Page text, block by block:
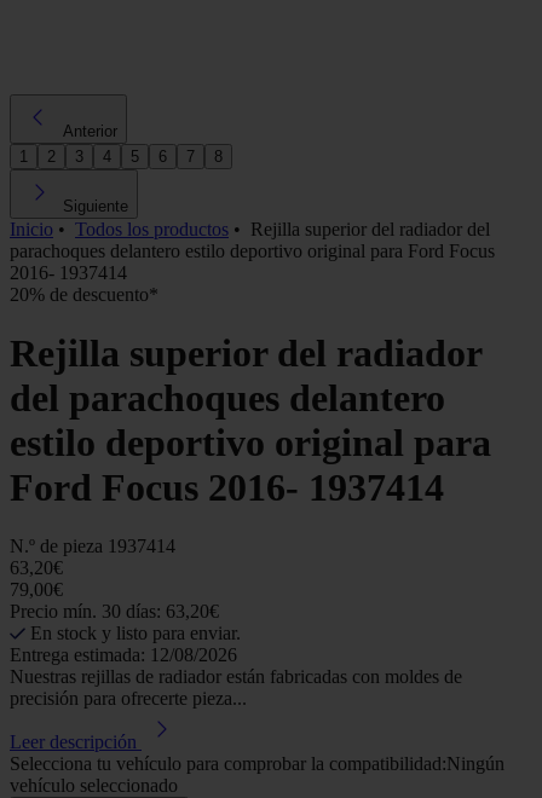
Anterior
1
2 3 4 5 6 7 8
Siguiente
Inicio • Todos los productos • Rejilla superior del radiador del
parachoques delantero estilo deportivo original para Ford Focus
2016- 1937414
20% de descuento*
Rejilla superior del radiador
del parachoques delantero
estilo deportivo original para
Ford Focus 2016- 1937414
N.º de pieza 1937414
63,20€
79,00€
Precio mín. 30 días: 63,20€
En stock y listo para enviar.
Entrega estimada: 12/08/2026
Nuestras rejillas de radiador están fabricadas con moldes de
precisión para ofrecerte pieza...
Leer descripción
Selecciona tu vehículo para comprobar la compatibilidad:Ningún
vehículo seleccionado